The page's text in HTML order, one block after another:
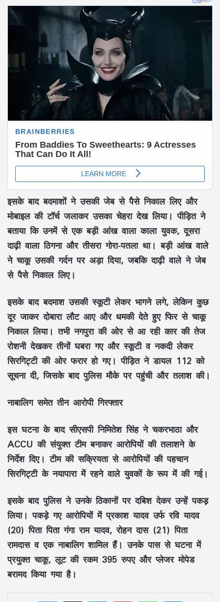
इसके बाद बदमाशों ने उसकी जेब से पैसे निकाल लिए और
मोबाइल की टॉर्च जलाकर उसका चेहरा देख लिया। पीड़ित ने
बताया कि उनमें से एक बड़ी आंख वाला काला युवक, दूसरा
दाढ़ी वाला ठिगना और तीसरा गोरा-पतला था। बड़ी आंख वाले
ने चाकू उसकी गर्दन पर अड़ा दिया, जबकि दाढ़ी वाले ने जेब
से पैसे निकाल लिए।
इसके बाद बदमाश उसकी स्कूटी लेकर भागने लगे, लेकिन कुछ
दूर जाकर दोबारा लौट आए और धमकी देते हुए फिर से चाकू
निकाल लिया। तभी नगपुरा की ओर से आ रही कार की तेज
रोशनी देखकर तीनों घबरा गए और स्कूटी व नकदी लेकर
सिरगिट्टी की ओर फरार हो गए। पीड़ित ने डायल 112 को
सूचना दी, जिसके बाद पुलिस मौके पर पहुंची और तलाश की।
नाबालिग समेत तीन आरोपी गिरफ्तार
इस घटना के बाद सीएसपी निमितेश सिंह ने चकरभाठा और
ACCU की संयुक्त टीम बनाकर आरोपियों की तलाशने के
निर्देश दिए। टीम की सक्रियता से आरोपियों की पहचान
सिरगिट्टी के नयापारा में रहने वाले युवकों के रूप में की गई।
इसके बाद पुलिस ने उनके ठिकानों पर दबिश देकर उन्हें पकड़
लिया। पकड़े गए आरोपियों में प्रकाश यादव उर्फ रवि यादव
(20) पिता पिता गंगा राम यादव, रोहन दास (21) पिता
रामदास व एक नाबालिग शामिल हैं। उनके पास से घटना में
प्रयुक्त चाकू, लूट की रकम 395 रुपए और प्लेजर मोपेड
बरामद किया गया है।